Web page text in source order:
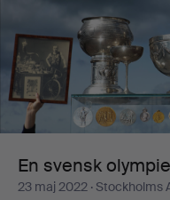
olympier
En svensk
23 maj 2022 · Stockholms